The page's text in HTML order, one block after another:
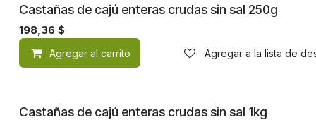
Castañas de cajú enteras crudas sin sal 250g
198,36 $
Agregar al carrito Agregar a la lista de
Castañas de cajú enteras crudas sin sal 1kg